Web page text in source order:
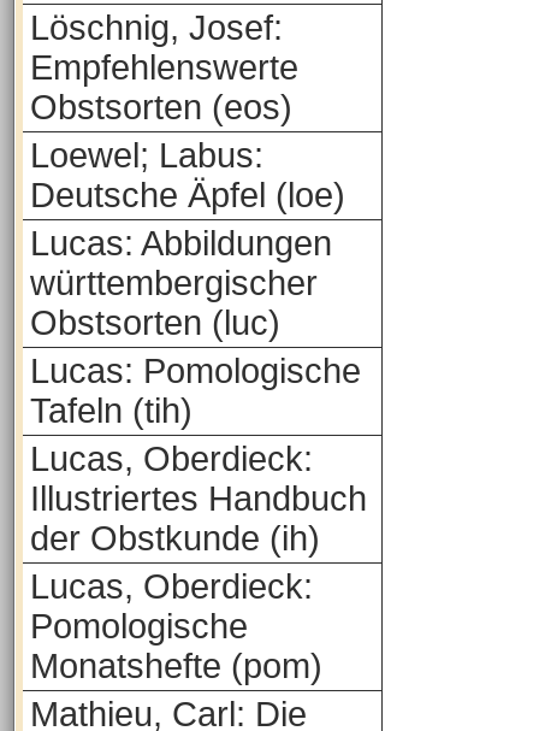
Löschnig, Josef:
Empfehlenswerte
Obstsorten (eos)
Loewel; Labus:
Deutsche Äpfel (loe)
Lucas: Abbildungen
württembergischer
Obstsorten (luc)
Lucas: Pomologische
Tafeln (tih)
Lucas, Oberdieck:
Illustriertes Handbuch
der Obstkunde (ih)
Lucas, Oberdieck:
Pomologische
Monatshefte (pom)
Mathieu, Carl: Die